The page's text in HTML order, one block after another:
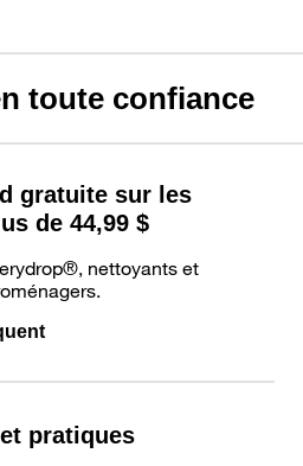
toute confiance
gratuite sur les
de 44,99 $
nettoyants et
pratiques